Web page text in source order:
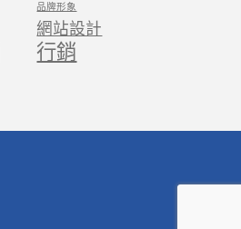
品牌形象
網站設計
行銷